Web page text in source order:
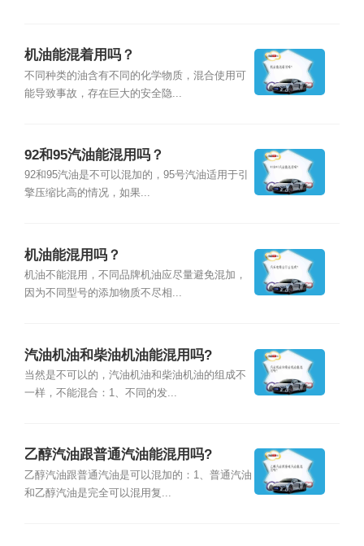
机油能混着用吗？
不同种类的油含有不同的化学物质，混合使用可
能导致事故，存在巨大的安全隐...
92和95汽油能混用吗？
92和95汽油是不可以混加的，95号汽油适用于引
擎压缩比高的情况，如果...
机油能混用吗？
机油不能混用，不同品牌机油应尽量避免混加，
因为不同型号的添加物质不尽相...
汽油机油和柴油机油能混用吗?
当然是不可以的，汽油机油和柴油机油的组成不
一样，不能混合：1、不同的发...
乙醇汽油跟普通汽油能混用吗?
乙醇汽油跟普通汽油是可以混加的：1、普通汽油
和乙醇汽油是完全可以混用复...